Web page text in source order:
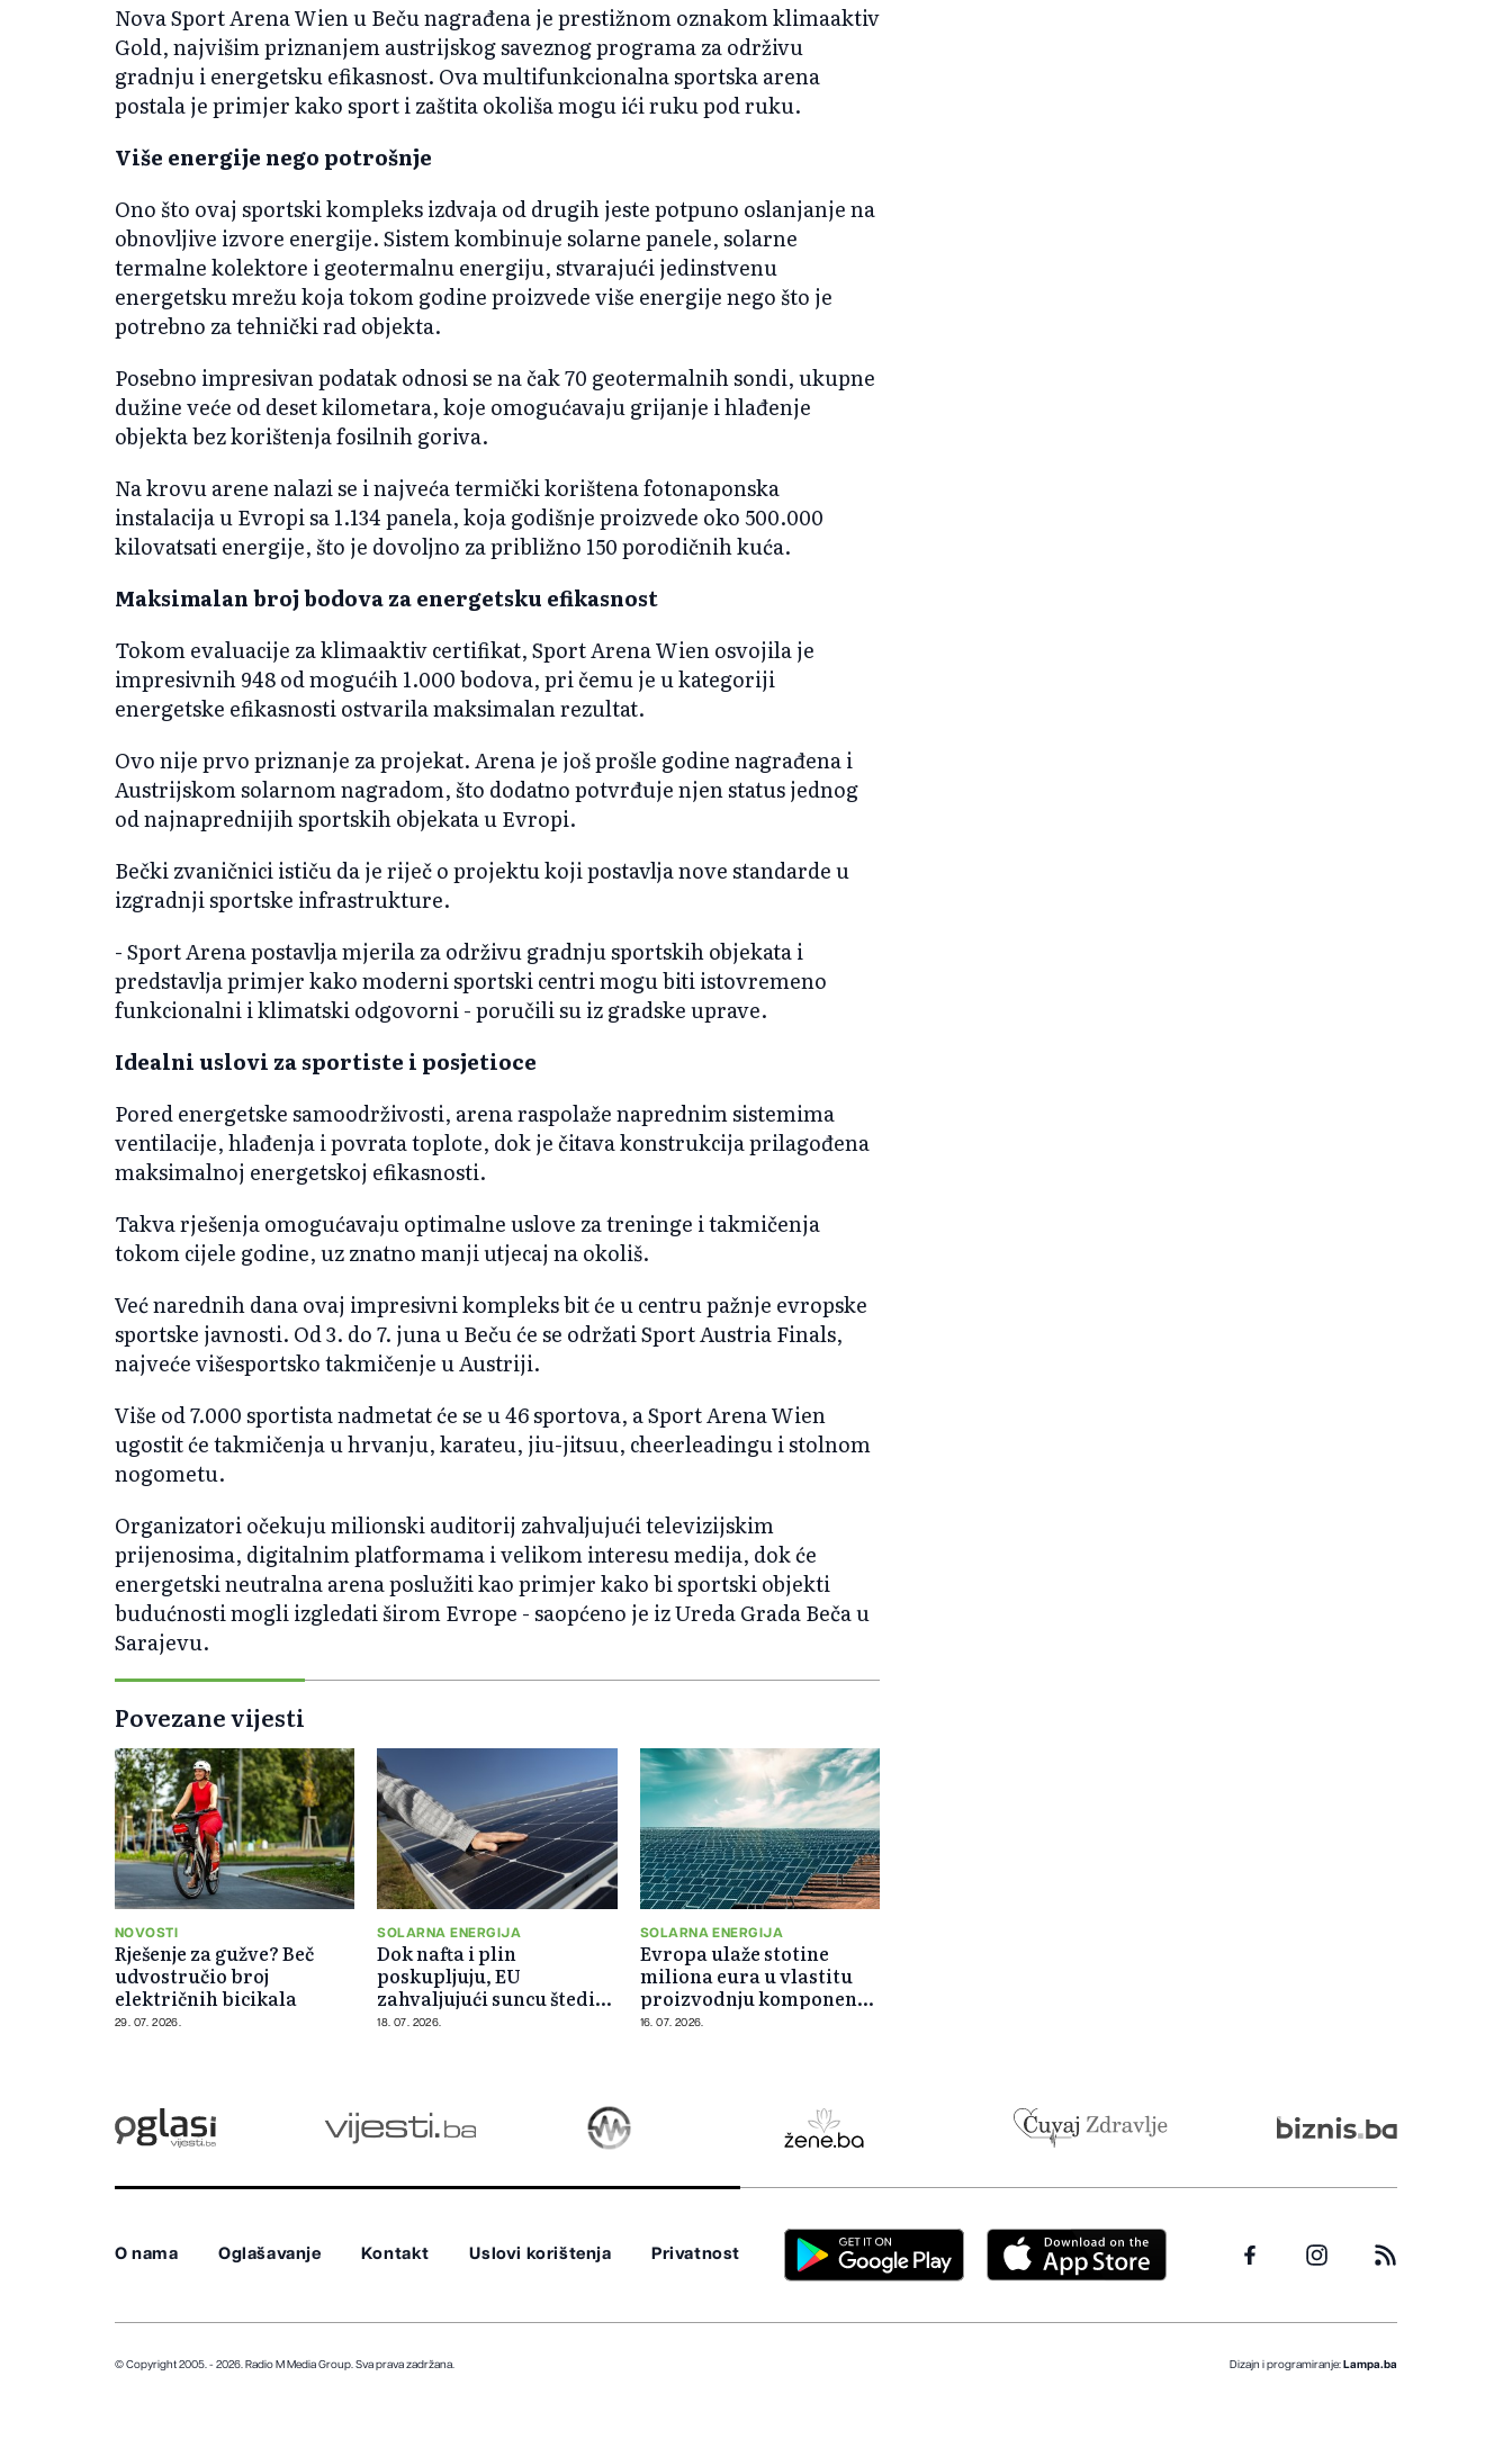
Nova Sport Arena Wien u Beču nagrađena je prestižnom oznakom klimaaktiv
Gold, najvišim priznanjem austrijskog saveznog programa za održivu
gradnju i energetsku efikasnost. Ova multifunkcionalna sportska arena
postala je primjer kako sport i zaštita okoliša mogu ići ruku pod ruku.
Više energije nego potrošnje
Ono što ovaj sportski kompleks izdvaja od drugih jeste potpuno oslanjanje na
obnovljive izvore energije. Sistem kombinuje solarne panele, solarne
termalne kolektore i geotermalnu energiju, stvarajući jedinstvenu
energetsku mrežu koja tokom godine proizvede više energije nego što je
potrebno za tehnički rad objekta.
Posebno impresivan podatak odnosi se na čak 70 geotermalnih sondi, ukupne
dužine veće od deset kilometara, koje omogućavaju grijanje i hlađenje
objekta bez korištenja fosilnih goriva.
Na krovu arene nalazi se i najveća termički korištena fotonaponska
instalacija u Evropi sa 1.134 panela, koja godišnje proizvede oko 500.000
kilovatsati energije, što je dovoljno za približno 150 porodičnih kuća.
Maksimalan broj bodova za energetsku efikasnost
Tokom evaluacije za klimaaktiv certifikat, Sport Arena Wien osvojila je
impresivnih 948 od mogućih 1.000 bodova, pri čemu je u kategoriji
energetske efikasnosti ostvarila maksimalan rezultat.
Ovo nije prvo priznanje za projekat. Arena je još prošle godine nagrađena i
Austrijskom solarnom nagradom, što dodatno potvrđuje njen status jednog
od najnaprednijih sportskih objekata u Evropi.
Bečki zvaničnici ističu da je riječ o projektu koji postavlja nove standarde u
izgradnji sportske infrastrukture.
- Sport Arena postavlja mjerila za održivu gradnju sportskih objekata i
predstavlja primjer kako moderni sportski centri mogu biti istovremeno
funkcionalni i klimatski odgovorni - poručili su iz gradske uprave.
Idealni uslovi za sportiste i posjetioce
Pored energetske samoodrživosti, arena raspolaže naprednim sistemima
ventilacije, hlađenja i povrata toplote, dok je čitava konstrukcija prilagođena
maksimalnoj energetskoj efikasnosti.
Takva rješenja omogućavaju optimalne uslove za treninge i takmičenja
tokom cijele godine, uz znatno manji utjecaj na okoliš.
Već narednih dana ovaj impresivni kompleks bit će u centru pažnje evropske
sportske javnosti. Od 3. do 7. juna u Beču će se održati Sport Austria Finals,
najveće višesportsko takmičenje u Austriji.
Više od 7.000 sportista nadmetat će se u 46 sportova, a Sport Arena Wien
ugostit će takmičenja u hrvanju, karateu, jiu-jitsuu, cheerleadingu i stolnom
nogometu.
Organizatori očekuju milionski auditorij zahvaljujući televizijskim
prijenosima, digitalnim platformama i velikom interesu medija, dok će
energetski neutralna arena poslužiti kao primjer kako bi sportski objekti
budućnosti mogli izgledati širom Evrope - saopćeno je iz Ureda Grada Beča u
Sarajevu.
Povezane vijesti
NOVOSTI
Rješenje za gužve? Beč
udvostručio broj
električnih bicikala
29. 07. 2026.
SOLARNA ENERGIJA
Dok nafta i plin
poskupljuju, EU
zahvaljujući suncu štedi
milijarde
18. 07. 2026.
SOLARNA ENERGIJA
Evropa ulaže stotine
miliona eura u vlastitu
proizvodnju komponenti
za solarne panele
16. 07. 2026.
O nama Oglašavanje Kontakt Uslovi korištenja Privatnost
© Copyright 2005. - 2026. Radio M Media Group. Sva prava zadržana. Dizajn i programiranje: Lampa.ba